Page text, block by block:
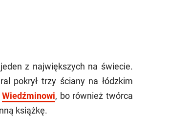
z największych na świecie.
pokrył trzy ściany na łódzkim
Wiedźminowi, bo również twórca
książkę.